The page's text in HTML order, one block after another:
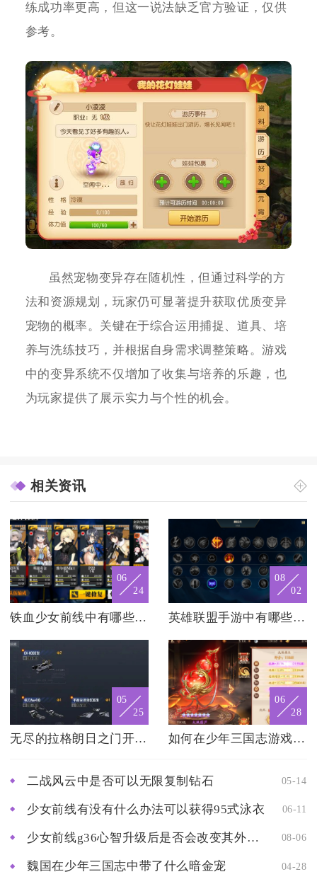
练成功率更高，但这一说法缺乏官方验证，仅供
参考。
虽然宠物变异存在随机性，但通过科学的方
法和资源规划，玩家仍可显著提升获取优质变异
宠物的概率。关键在于综合运用捕捉、道具、培
养与洗练技巧，并根据自身需求调整策略。游戏
中的变异系统不仅增加了收集与培养的乐趣，也
为玩家提供了展示实力与个性的机会。
相关资讯
06
24
铁血少女前线中有哪些值得投资的战斗角色
08
02
英雄联盟手游中有哪些刺客英雄适合进行突袭
05
25
无尽的拉格朗日之门开启后我们将迎来什么
06
28
如何在少年三国志游戏中免费获得魂晶
二战风云中是否可以无限复制钻石 05-14
少女前线有没有什么办法可以获得95式泳衣 06-11
少女前线g36心智升级后是否会改变其外观设计 08-06
魏国在少年三国志中带了什么暗金宠 04-28